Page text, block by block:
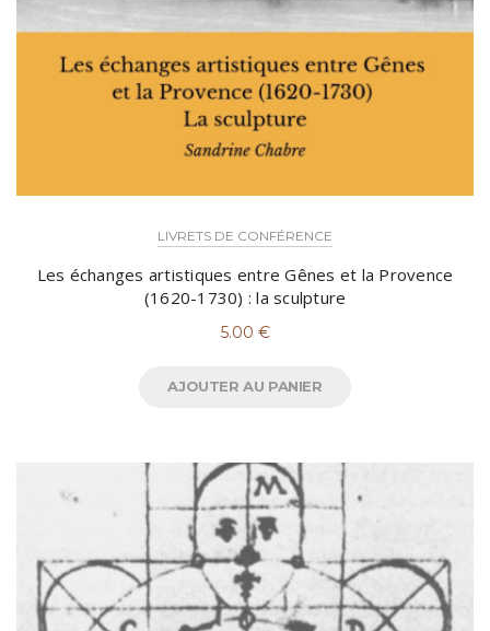
LIVRETS DE CONFÉRENCE
Les échanges artistiques entre Gênes et la Provence
(1620-1730) : la sculpture
5.00 €
AJOUTER AU PANIER